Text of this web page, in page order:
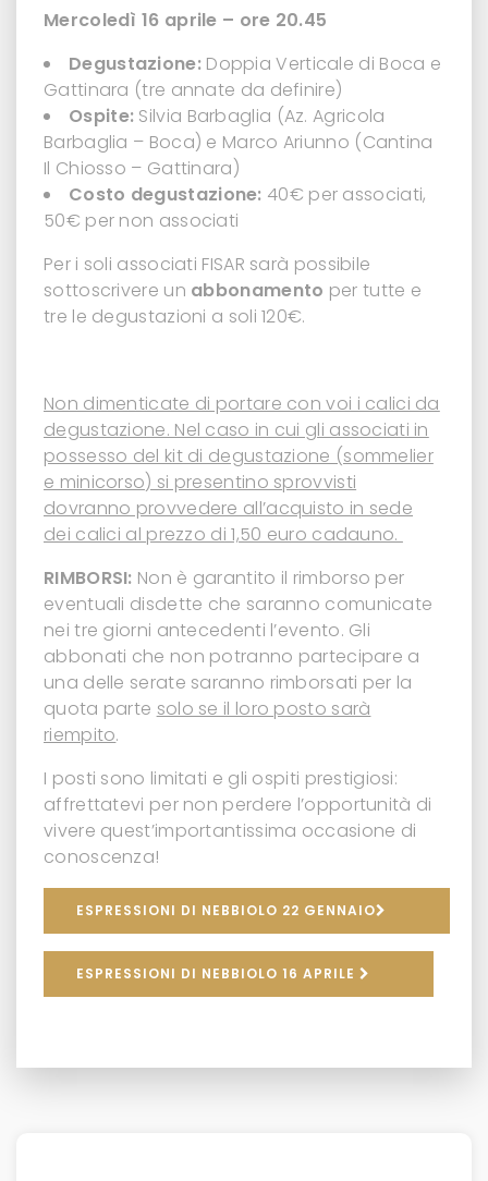
Mercoledì 16 aprile – ore 20.45
Degustazione:Doppia Verticale di Boca e
Gattinara (tre annate da definire)
Ospite: Silvia Barbaglia (Az. Agricola
Barbaglia – Boca) e Marco Ariunno (Cantina
Il Chiosso – Gattinara)
Costo degustazione: 40€ per associati,
50€ per non associati
Per i soli associati FISAR sarà possibile
sottoscrivere un abbonamento per tutte e
tre le degustazioni a soli 120€.
Non dimenticate di portare con voi i calici da
degustazione. Nel caso in cui gli associati in
possesso del kit di degustazione (sommelier
e minicorso) si presentino sprovvisti
dovranno provvedere all’acquisto in sede
dei calici al prezzo di 1,50 euro cadauno.
RIMBORSI: Non è garantito il rimborso per
eventuali disdette che saranno comunicate
nei tre giorni antecedenti l’evento. Gli
abbonati che non potranno partecipare a
una delle serate saranno rimborsati per la
quota parte solo se il loro posto sarà
riempito.
I posti sono limitati e gli ospiti prestigiosi:
affrettatevi per non perdere l’opportunità di
vivere quest’importantissima occasione di
conoscenza!
ESPRESSIONI DI NEBBIOLO 22 GENNAIO
ESPRESSIONI DI NEBBIOLO 16 APRILE